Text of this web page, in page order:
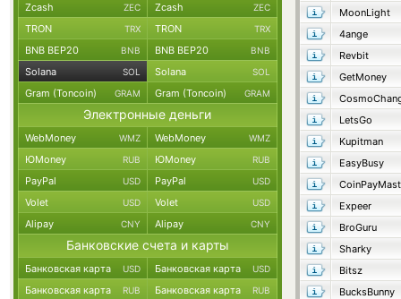
MoonLight
4ange
Revbit
GetMoney
LetsGo
Kupitman
EasyBusy
Expeer
BroGuru
Sharky
Bitsz
BucksBunny
Zcash ZEC Zcash ZEC
TRON TRX TRON TRX
BNB BEP20 BNB BNB BEP20 BNB
Solana SOL Solana SOL
Gram (Toncoin) GRAM Gram (Toncoin) GRAM
Электронные деньги
WebMoney WMZ WebMoney WMZ
ЮMoney RUB ЮMoney RUB
PayPal USD PayPal USD
Volet USD Volet USD
Alipay CNY Alipay CNY
Банковские счета и карты
Банковская карта USD Банковская карта USD
Банковская карта RUB Банковская карта RUB